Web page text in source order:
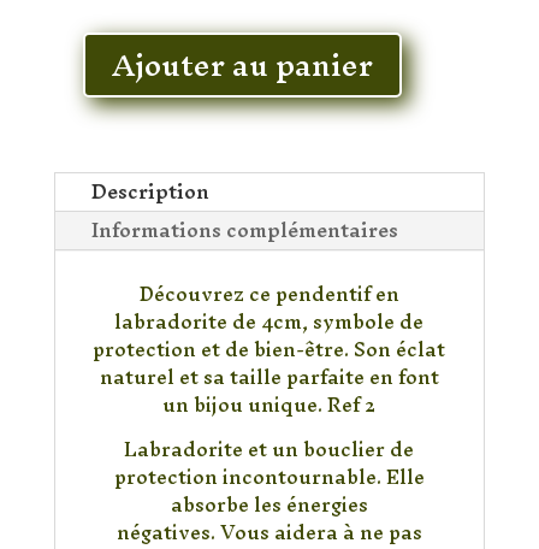
En stock
quantité
Pendentif
Ajouter au panier
Description
Informations complémentaires
Découvrez ce pendentif en
labradorite de 4cm, symbole de
protection et de bien-être. Son éclat
naturel et sa taille parfaite en font
un bijou unique. Ref 2
Labradorite et un bouclier de
protection incontournable. Elle
absorbe les énergies
négatives. Vous aidera à ne pas